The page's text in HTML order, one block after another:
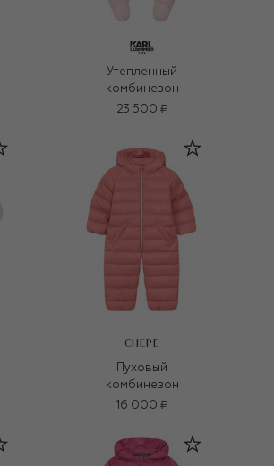
Утепленный
комбинезон
23 500 ₽
CHEPE
Пуховый
комбинезон
16 000 ₽